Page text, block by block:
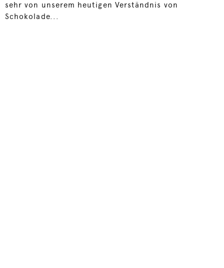
sehr von unserem heutigen Verständnis von
Schokolade...